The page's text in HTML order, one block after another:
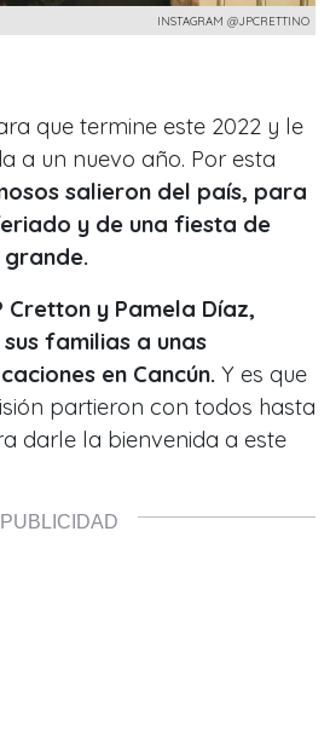
INSTAGRAM @JPCRETTINO
que termine este 2022 y le
a un nuevo año. Por esta
salieron del país, para
y de una fiesta de
Cretton y Pamela Díaz,
familias a unas
en Cancún. Y es que
partieron con todos hasta
darle la bienvenida a este